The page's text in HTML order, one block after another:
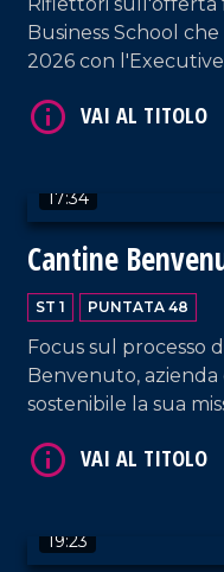
Business School
2026 con
17:34
Cantine
ST 1 PUNTATA 48
Focus sul processo
Benvenuto,
sostenibile la sua
VAI AL TITOLO
19:23
VAI AL TITOLO